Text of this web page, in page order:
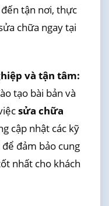
tận nơi, thực
chữa ngay tại
và tận tâm:
tạo bài bản và
sửa chữa
cập nhật các kỹ
đảm bảo cung
nhất cho khách